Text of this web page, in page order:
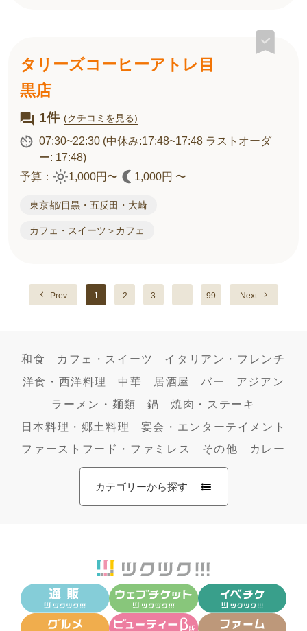
タリーズコーヒーアトレ目
黒店
1件 (クチコミを見る)
07:30~22:30 (中休み:17:48~17:48 ラストオーダ
ー: 17:48)
予算：
1,000円〜 1,000円 〜
東京都/目黒・五反田・大崎
カフェ・スイーツ＞カフェ
Prev 1 2 3 99 Next
和食 カフェ・スイーツ
イタリアン・フレンチ
洋食・西洋料理
中華 居酒屋 バー
アジアン
ラーメン・麺類
鍋
焼肉・ステーキ
日本料理・郷土料理
宴会・エンターテイメント
ファーストフード・ファミレス
その他 カレー
カテゴリーから探す